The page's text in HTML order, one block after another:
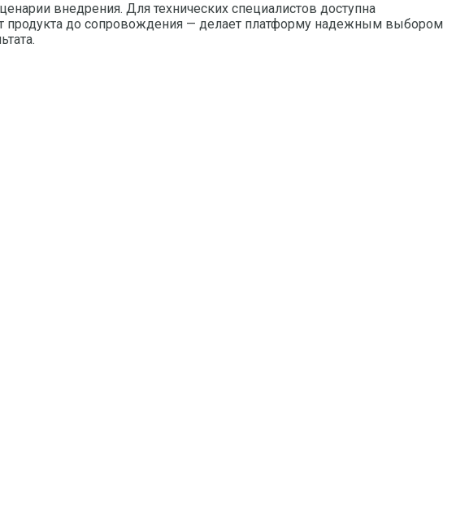
внедрения. Для технических специалистов доступна
продукта до сопровождения — делает платформу надежным выбором